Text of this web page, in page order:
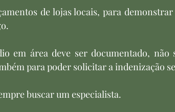
de lojas locais, para
em área deve ser documentado, não
para poder solicitar a indenização
buscar um especialista.